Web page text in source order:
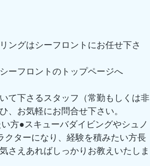
ングはシーフロントにお任せ下さ
ーフロントのトップページへ
て下さるスタッフ（常勤もしくは非
、お気軽にお問合せ下さい。
方●スキューバダイビングやシュノ
ターになり、経験を積みたい方長
さえあればしっかりお教えいたしま